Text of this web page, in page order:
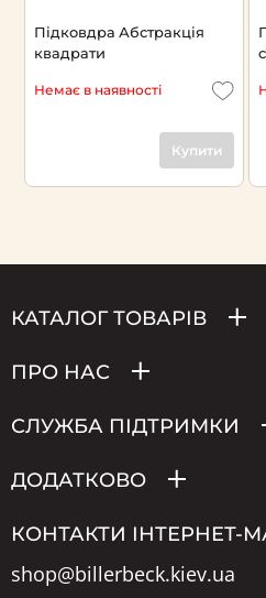
Підковдра Абстракція
квадрати
Немає в наявності
Купити
КАТАЛОГ ТОВАРІВ
ПРО НАС
СЛУЖБА ПІДТРИМКИ
ДОДАТКОВО
КОНТАКТИ ІНТЕРНЕТ-
shop@billerbeck.kiev.ua